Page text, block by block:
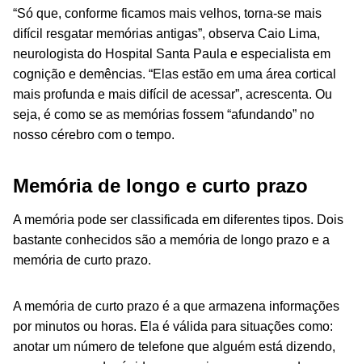
“Só que, conforme ficamos mais velhos, torna-se mais
difícil resgatar memórias antigas”, observa Caio Lima,
neurologista do Hospital Santa Paula e especialista em
cognição e demências. “Elas estão em uma área cortical
mais profunda e mais difícil de acessar”, acrescenta. Ou
seja, é como se as memórias fossem “afundando” no
nosso cérebro com o tempo.
Memória de longo e curto prazo
A memória pode ser classificada em diferentes tipos. Dois
bastante conhecidos são a memória de longo prazo e a
memória de curto prazo.
A memória de curto prazo é a que armazena informações
por minutos ou horas. Ela é válida para situações como:
anotar um número de telefone que alguém está dizendo,